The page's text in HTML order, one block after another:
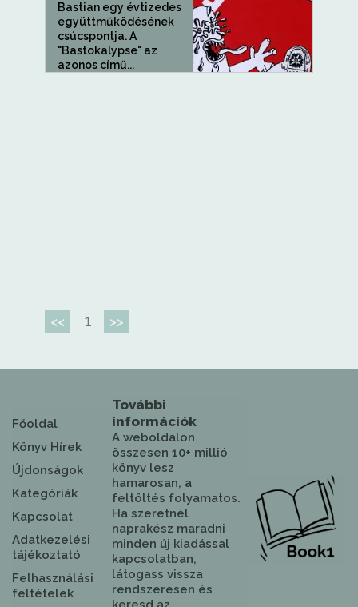
Bastian egy évtizedes
együttműködésének
csúcspontja. A
"Bastokalypse" az
azonos című...
<< 1 >>
Főoldal
Könyv Hírek
Újdonságok
Kategóriák
Kapcsolat
Adatkezelési
tájékoztató
Felhasználási
feltételek
További
információk
A weboldalon
összesen 10+ millió
könyv lesz
hamarosan, a
feltöltés folyamatos.
Ha szeretnél
naprakész maradni
minden új kiadással
kapcsolatban,
látogass vissza
rendszeresen és